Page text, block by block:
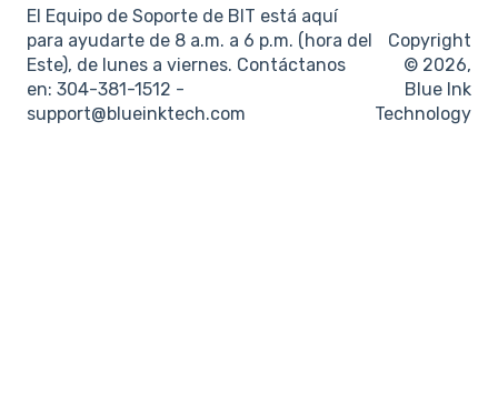
El Equipo de Soporte de BIT está aquí
para ayudarte de 8 a.m. a 6 p.m. (hora del
Este), de lunes a viernes. Contáctanos
en: 304-381-1512 -
support@blueinktech.com
Copyright
© 2026,
Blue Ink
Technology